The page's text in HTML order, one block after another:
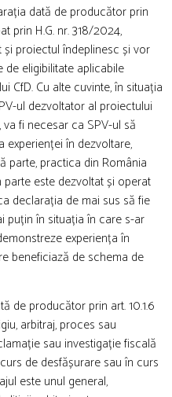
dată de producător prin
prin H.G. nr. 318/2024,
proiectul îndeplinesc și vor
eligibilitate aplicabile
CfD. Cu alte cuvinte, în situația
ul dezvoltator al proiectului
fi necesar ca SPV-ul să
în dezvoltare,
parte, practica din România
este dezvoltat și operat
declarația de mai sus să fie
puțin în situația în care s-ar
experiența în
beneficiază de schema de
de producător prin art. 10.1.6
arbitraj, proces sau
sau investigație fiscală
de desfășurare sau în curs
este unul general,